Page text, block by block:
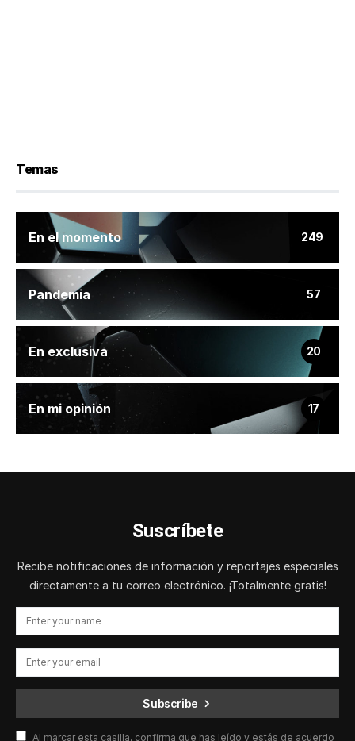
Temas
En el momento 249
Pandemia 57
En exclusiva 20
En mi opinión 17
Suscríbete
Recibe notificaciones de información y reportajes especiales
directamente a tu correo electrónico. ¡Totalmente gratis!
Subscribe
Al marcar esta casilla, confirma que has leído y estás de acuerdo